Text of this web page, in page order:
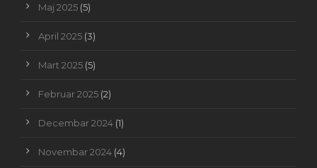
Maj 2025 (5)
April 2025 (3)
Mart 2025 (5)
Februar 2025 (2)
Decembar 2024 (1)
Novembar 2024 (4)